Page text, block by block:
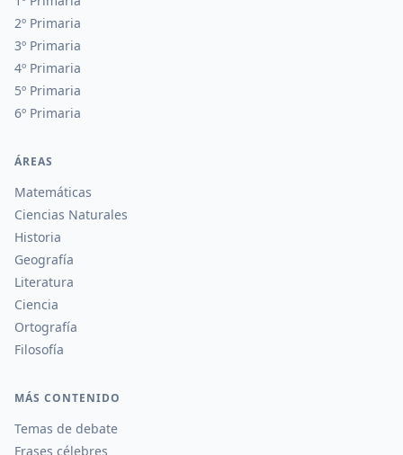
2º Primaria
3º Primaria
4º Primaria
5º Primaria
6º Primaria
ÁREAS
Matemáticas
Ciencias Naturales
Historia
Geografía
Literatura
Ciencia
Ortografía
Filosofía
MÁS CONTENIDO
Temas de debate
Frases célebres